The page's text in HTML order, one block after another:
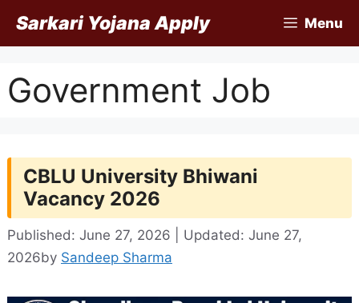
content
Sarkari Yojana Apply Menu
Government Job
CBLU University Bhiwani
Vacancy 2026
Published: June 27, 2026 | Updated: June 27,
2026by Sandeep Sharma